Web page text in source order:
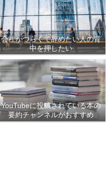
会社がつらくて辞めたい人の背
中を押したい
YouTubeに投稿されている本の
要約チャンネルがおすすめ